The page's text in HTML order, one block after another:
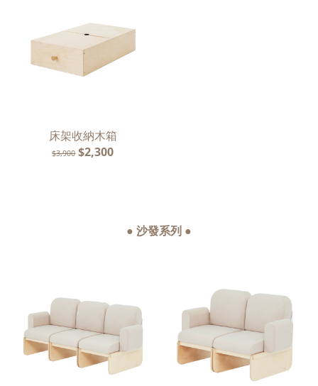
床架收納木箱
$3,900 $2,300
● 沙發系列 ●